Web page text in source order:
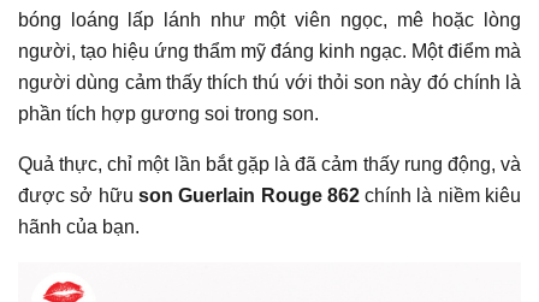
bóng loáng lấp lánh như một viên ngọc, mê hoặc lòng
người, tạo hiệu ứng thẩm mỹ đáng kinh ngạc. Một điểm mà
người dùng cảm thấy thích thú với thỏi son này đó chính là
phần tích hợp gương soi trong son.
Quả thực, chỉ một lần bắt gặp là đã cảm thấy rung động, và
được sở hữu son Guerlain Rouge 862chính là niềm kiêu
hãnh của bạn.